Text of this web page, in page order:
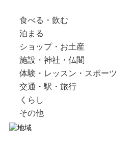
食べる・飲む
泊まる
ショップ・お土産
施設・神社・仏閣
体験・レッスン・スポーツ
交通・駅・旅行
くらし
その他